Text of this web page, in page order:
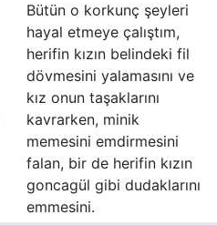
Bütün o korkunç şeyleri
hayal etmeye çalıştım,
herifin kızın belindeki fil
dövmesini yalamasını ve
kız onun taşaklarını
kavrarken, minik
memesini emdirmesini
falan, bir de herifin kızın
goncagül gibi dudaklarını
emmesini.